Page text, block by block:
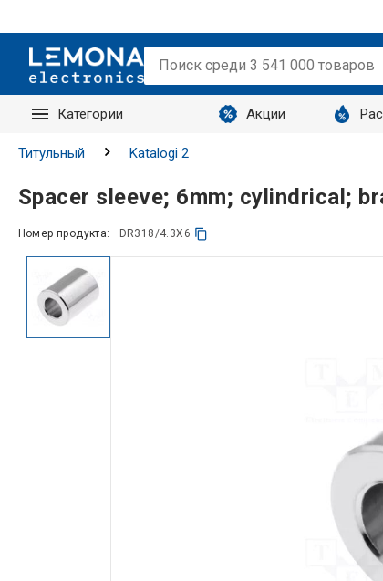
Категории Акции
Запросы
Титульный Katalogi 2
Spacer sleeve; 6mm; cylindrical;
Номер продукта: DR318/4.3X6